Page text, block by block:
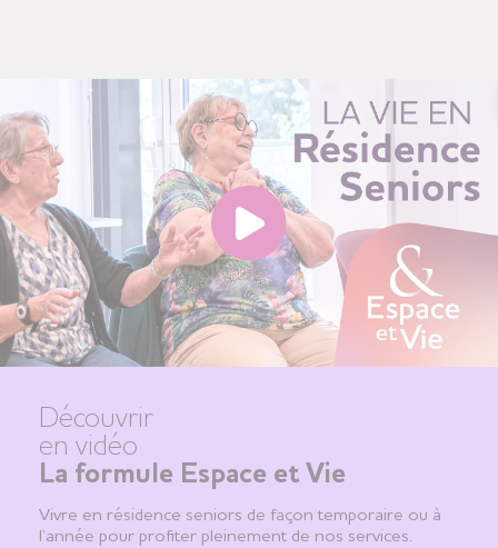
Découvrir
en vidéo
La formule Espace et Vie
Vivre en résidence seniors de façon temporaire ou à
l’année pour profiter pleinement de nos services.